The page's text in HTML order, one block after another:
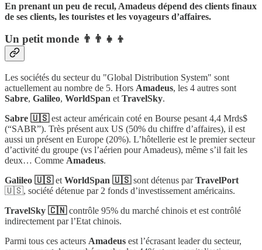
En prenant un peu de recul, Amadeus dépend des clients finaux
de ses clients, les touristes et les voyageurs d’affaires.
Un petit monde 👨‍👨‍👧‍👦
Les sociétés du secteur du "Global Distribution System" sont
actuellement au nombre de 5. Hors Amadeus, les 4 autres sont
Sabre, Galileo, WorldSpan et TravelSky.
Sabre 🇺🇸est acteur américain coté en Bourse pesant 4,4 Mrds$
(“SABR”). Très présent aux US (50% du chiffre d’affaires), il est
aussi un présent en Europe (20%). L’hôtellerie est le premier secteur
d’activité du groupe (vs l’aérien pour Amadeus), même s’il fait les
deux… Comme Amadeus.
Galileo 🇺🇸et WorldSpan 🇺🇸sont détenus parTravelPort
🇺🇸, société détenue par 2 fonds d’investissement américains.
TravelSky 🇨🇳contrôle 95% du marché chinois et est contrôlé
indirectement par l’Etat chinois.
Parmi tous ces acteurs Amadeus est l’écrasant leader du secteur,